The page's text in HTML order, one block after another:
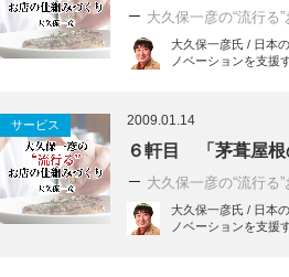
大久保一彦の“流行る
大久保一彦氏 / 日本
ノベーションを支援
サービス 2009.01.14
６軒目 「茅葺屋根
大久保一彦の“流行る
大久保一彦氏 / 日本
ノベーションを支援